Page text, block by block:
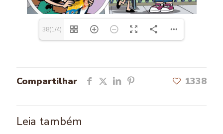
38(1/4)
Compartilhar 1338
Leia também